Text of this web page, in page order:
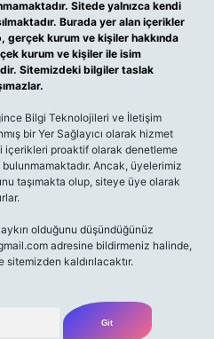
Sitede yalnızca kendi
Burada yer alan içerikler
gerçek kurum ve kişiler hakkında
kurum ve kişiler ile isim
Sitemizdeki bilgiler taslak
Bilgi Teknolojileri ve İletişim
bir Yer Sağlayıcı olarak hizmet
içerikleri proaktif olarak denetleme
Ancak, üyelerimiz
taşımakta olup, siteye üye olarak
olduğunu düşündüğünüz
adresine bildirmeniz halinde,
kaldırılacaktır.